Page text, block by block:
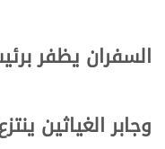
السفران يظفر
وجابر الغياثين